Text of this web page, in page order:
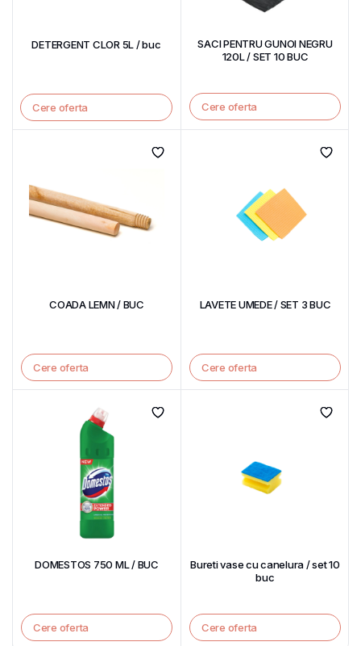
DETERGENT CLOR 5L / buc
Cere oferta
SACI PENTRU GUNOI NEGRU
120L / SET 10 BUC
Cere oferta
COADA LEMN / BUC
Cere oferta
LAVETE UMEDE / SET 3 BUC
Cere oferta
DOMESTOS 750 ML / BUC
Cere oferta
Bureti vase cu canelura / set 10
buc
Cere oferta